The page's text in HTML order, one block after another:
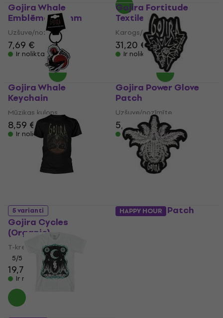
Gojira Whale
Emblēma 40 mm
Uzšuve/nozīmīte
7,69 €
Ir noliktavā
Gojira Fortitude
Textile Poster
Karogs/plakāts
31,20 €
Ir noliktavā
Gojira Whale
Keychain
Mūzikas kulons
8,59 €
Ir noliktavā
Gojira Power Glove
Patch
Uzšuve/nozīmīte
5,19 €
Ir noliktavā
5 varianti
Gojira Cycles
(Organic)
T-krekls
5/5
19,70 € 20 €
Ir noliktavā
Gojira Tree Patch
HAPPY HOUR